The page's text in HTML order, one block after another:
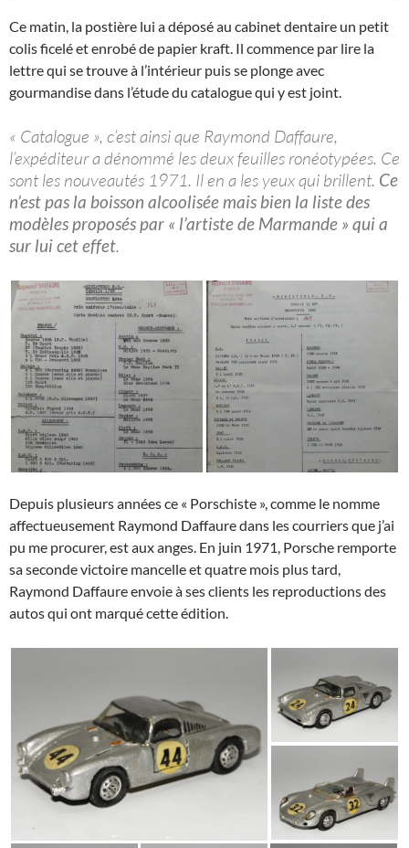
Ce matin, la postière lui a déposé au cabinet dentaire un petit
colis ficelé et enrobé de papier kraft. Il commence par lire la
lettre qui se trouve à l’intérieur puis se plonge avec
gourmandise dans l’étude du catalogue qui y est joint.
« Catalogue », c’est ainsi que Raymond Daffaure,
l’expéditeur a dénommé les deux feuilles ronéotypées. Ce
sont les nouveautés 1971. Il en a les yeux qui brillent. Ce
n’est pas la boisson alcoolisée mais bien la liste des
modèles proposés par « l’artiste de Marmande » qui a
sur lui cet effet.
Depuis plusieurs années ce « Porschiste », comme le nomme
affectueusement Raymond Daffaure dans les courriers que j’ai
pu me procurer, est aux anges. En juin 1971, Porsche remporte
sa seconde victoire mancelle et quatre mois plus tard,
Raymond Daffaure envoie à ses clients les reproductions des
autos qui ont marqué cette édition.